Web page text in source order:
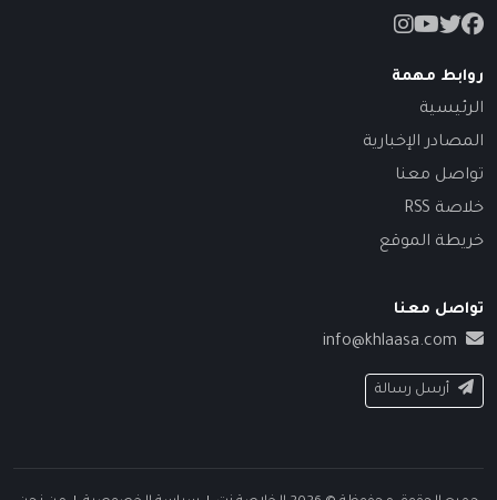
روابط مهمة
الرئيسية
المصادر الإخبارية
تواصل معنا
خلاصة RSS
خريطة الموقع
تواصل معنا
info@khlaasa.com
أرسل رسالة